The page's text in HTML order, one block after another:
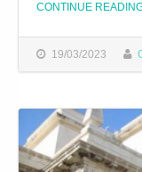
19/03/2023
CONTINUE